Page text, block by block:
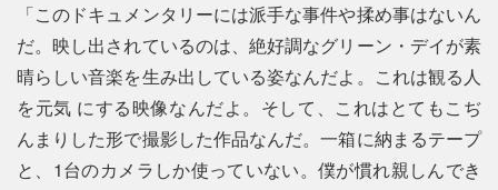
「このドキュメンタリーには派手な事件や揉め事はないん
だ。映し出されているのは、絶好調なグリーン・デイが素
晴らしい音楽を生み出している姿なんだよ。これは観る人
を元気 にする映像なんだよ。そして、これはとてもこぢ
んまりした形で撮影した作品なんだ。一箱に納まるテープ
と、1台のカメラしか使っていない。僕が慣れ親しんでき